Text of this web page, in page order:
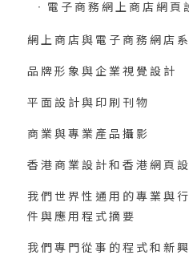
電子商務網上商店網頁
網上商店與電子商務網店
品牌形象與企業視覺設計
平面設計與印刷刊物
商業與專業產品攝影
香港商業設計和香港網頁
我們世界性通用的專業與
件與應用程式摘要
我們專門從事的程式和新